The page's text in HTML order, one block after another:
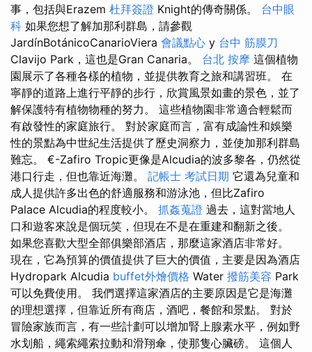
事，包括與Erazem 杜拜簽證 Knight的傳奇關係。 台中眼
科 如果您想了解加那利群島，請參觀
JardínBotánicoCanarioViera 會議點心 y 台中 筋膜刀
Clavijo Park，這也是Gran Canaria。 台北 按摩 這個植物
園展示了各種各樣的植物，並提供教育之旅和講習班。 在
寧靜的道路上進行平靜的步行，欣賞風景如畫的景色，並了
解保護特有植物物種的努力。 這些植物園非常適合輕鬆而
有啟發性的家庭旅行。 對於家庭而言，富有成論性和娛樂
性的景點為中世紀生活提供了歷史洞察力，並使加那利群島
難忘。 €-Zafiro Tropic更像是Alcudia的波多黎各，仍然從
港口行走，但也靠近海灘。 記帳士 考試日期 它還為兒童和
成人提供許多出色的舒適服務和游泳池，但比Zafiro
Palace Alcudia的程度較小。 抓姦蒐證 過去，這對當地人
口和遊客來說是個玩笑，但現在不是在重建和翻新之後。
如果您喜歡大型全部俱樂部酒店，那麼這家酒店非常好。
現在，它為預算的價值提供了巨大的價值，主要是因為酒店
Hydropark Alcudia buffet外燴價格 Water 撥筋美容 Park
可以免費使用。 我們選擇這家酒店的主要原因是它是海灘
的理想選擇，但靠近所有商店，酒吧，餐館和景點。 對於
冒險家族而言，有一些計劃可以增加腎上腺素水平，例如野
水划船，繩索繩索拉動和滑翔傘，使那隻心臟磅。 這個人